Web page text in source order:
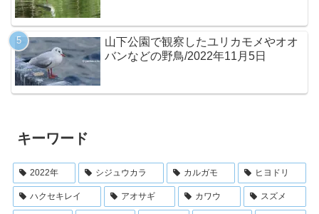
山下公園で観察したユリカモメやオオ
バンなどの野鳥/2022年11月5日
キーワード
2022年 シジュウカラ カルガモ ヒヨドリ
ハクセキレイ アオサギ カワウ スズメ